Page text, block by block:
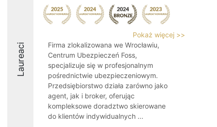
Laureaci
Pokaż więcej >>
Firma zlokalizowana we Wrocławiu,
Centrum Ubezpieczeń Foss,
specjalizuje się w profesjonalnym
pośrednictwie ubezpieczeniowym.
Przedsiębiorstwo działa zarówno jako
agent, jak i broker, oferując
kompleksowe doradztwo skierowane
do klientów indywidualnych ...